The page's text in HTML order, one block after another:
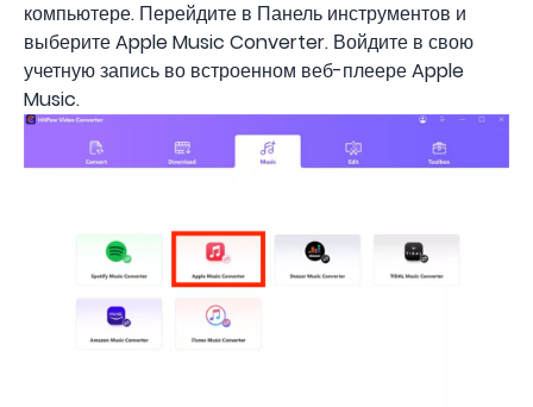
компьютере. Перейдите в Панель инструментов и
выберите Apple Music Converter. Войдите в свою
учетную запись во встроенном веб-плеере Apple
Music.